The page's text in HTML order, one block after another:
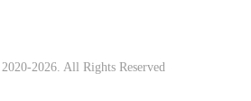
2026. All Rights Reserved